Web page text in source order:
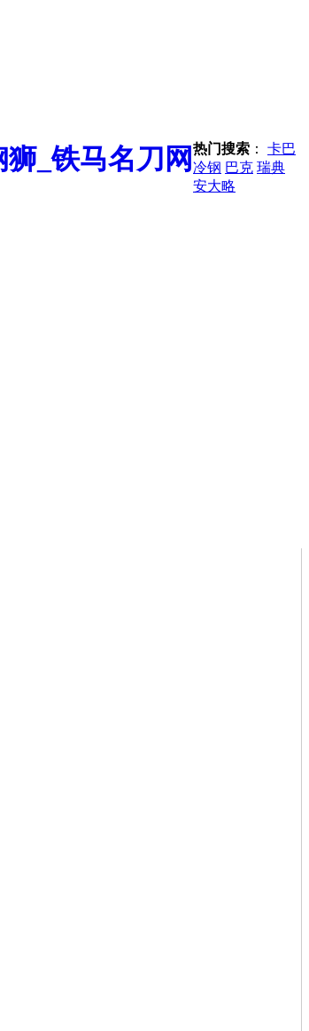
热门搜索 ： 卡巴
冷钢 巴克 瑞典
安大略